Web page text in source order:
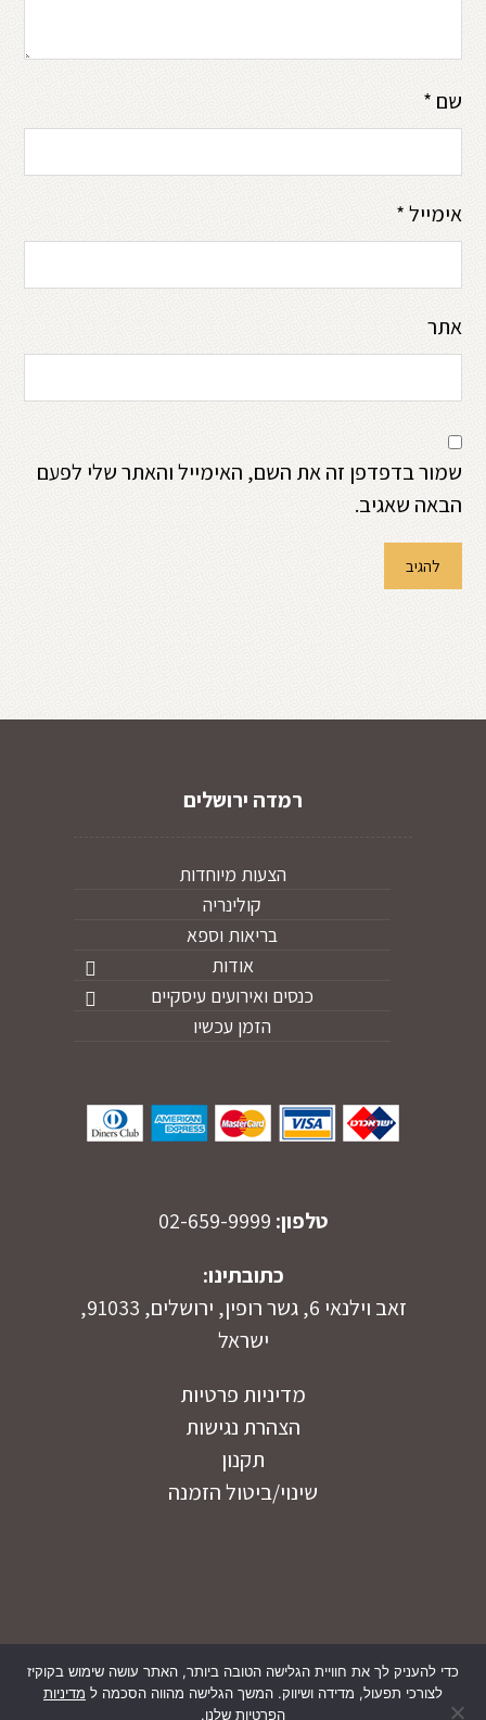
שם *
אימייל*
אתר
שמור בדפדפן זה את השם, האימייל והאתר שלי לפעם
הבאה שאגיב.
להגיב
רמדה ירושלים
הצעות מיוחדות
קולינריה
בריאות וספא
אודות
כנסים ואירועים עיסקיים
הזמן עכשיו
טלפון:
כתובתינו:
זאב וילנאי 6, גשר רופין, ירושלים, 91033,
ישראל
מדיניות פרטיות
הצהרת נגישות
תקנון
שינוי/ביטול הזמנה
Copyright © 2026 Ramada Jerusalem Hotel.
כדי להעניק לך את חוויית הגלישה הטובה ביותר, האתר עושה שימוש בקוקיז
לצורכי תפעול, מדידה ושיווק. המשך הגלישה מהווה הסכמה ל מדיניות
הפרטיות שלנו.